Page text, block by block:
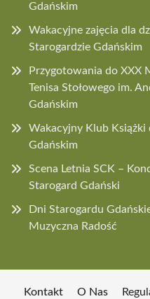
Gdańskim
Wakacyjne zajęcia dla
Starogardzie Gdańskim
Przygotowania do XXX
Tenisa Stołowego im.
Gdańskim
Wakacyjny Klub Książki
Gdańskim
Scena Letnia SCK –
Starogard Gdański
Dni Starogardu
Muzyczna Radość
Kontakt O Nas